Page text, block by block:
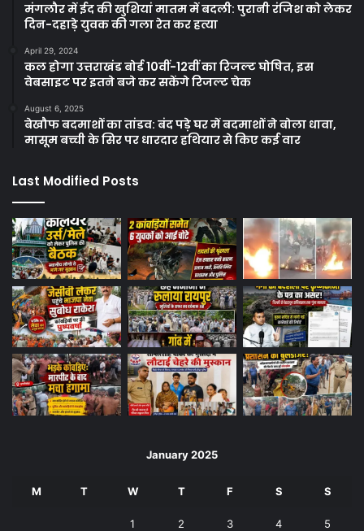
मंगलौर में ईद की खुशियां मातम में बदली: पुरानी रंजिश को लेकर
दिन-दहाड़े युवक की गला रेत कर हत्या
April 29, 2024
कल होगा उत्तराखंड बोर्ड 10वीं-12वीं का रिजल्ट घोषित, इस
वेबसाइट पर इतने बजे कर सकेंगे रिजल्ट चेक
August 6, 2025
बेखौफ बदमाशों का तांडव: बंद पड़े घर में बदमाशों ने बोला धावा,
मासूम बच्ची के सिर पर धारदार हथियार से किए कई वार
Last Modified Posts
January 2025
M T W T F S S
1 2 3 4 5